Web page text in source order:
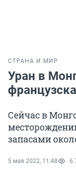
СТРАНА И МИР
Уран в
Сейчас в
запасами
5 мая 2022, 11:48 6